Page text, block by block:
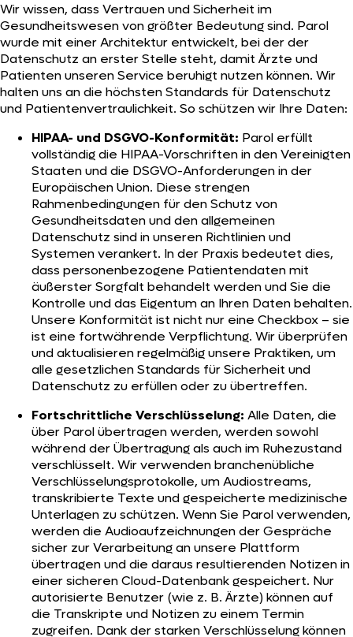
Wir wissen, dass Vertrauen und Sicherheit im
Gesundheitswesen von größter Bedeutung sind. Parol
wurde mit einer Architektur entwickelt, bei der der
Datenschutz an erster Stelle steht, damit Ärzte und
Patienten unseren Service beruhigt nutzen können. Wir
halten uns an die höchsten Standards für Datenschutz
und Patientenvertraulichkeit. So schützen wir Ihre Daten:
HIPAA- und DSGVO-Konformität: Parol erfüllt
vollständig die HIPAA-Vorschriften in den Vereinigten
Staaten und die DSGVO-Anforderungen in der
Europäischen Union. Diese strengen
Rahmenbedingungen für den Schutz von
Gesundheitsdaten und den allgemeinen
Datenschutz sind in unseren Richtlinien und
Systemen verankert. In der Praxis bedeutet dies,
dass personenbezogene Patientendaten mit
äußerster Sorgfalt behandelt werden und Sie die
Kontrolle und das Eigentum an Ihren Daten behalten.
Unsere Konformität ist nicht nur eine Checkbox – sie
ist eine fortwährende Verpflichtung. Wir überprüfen
und aktualisieren regelmäßig unsere Praktiken, um
alle gesetzlichen Standards für Sicherheit und
Datenschutz zu erfüllen oder zu übertreffen.
Fortschrittliche Verschlüsselung: Alle Daten, die
über Parol übertragen werden, werden sowohl
während der Übertragung als auch im Ruhezustand
verschlüsselt. Wir verwenden branchenübliche
Verschlüsselungsprotokolle, um Audiostreams,
transkribierte Texte und gespeicherte medizinische
Unterlagen zu schützen. Wenn Sie Parol verwenden,
werden die Audioaufzeichnungen der Gespräche
sicher zur Verarbeitung an unsere Plattform
übertragen und die daraus resultierenden Notizen in
einer sicheren Cloud-Datenbank gespeichert. Nur
autorisierte Benutzer (wie z. B. Ärzte) können auf
die Transkripte und Notizen zu einem Termin
zugreifen. Dank der starken Verschlüsselung können